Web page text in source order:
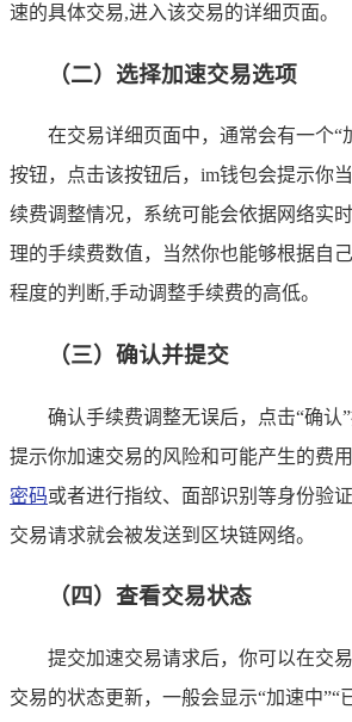
速的具体交易,进入该交易的详细页面。
（二）选择加速交易选项
在交易详细页面中，通常会有一个“
按钮，点击该按钮后，im钱包会提示你
续费调整情况，系统可能会依据网络实
理的手续费数值，当然你也能够根据自
程度的判断,手动调整手续费的高低。
（三）确认并提交
确认手续费调整无误后，点击“确认
提示你加速交易的风险和可能产生的费
密码或者进行指纹、面部识别等身份验
交易请求就会被发送到区块链网络。
（四）查看交易状态
提交加速交易请求后，你可以在交
交易的状态更新，一般会显示“加速中”“